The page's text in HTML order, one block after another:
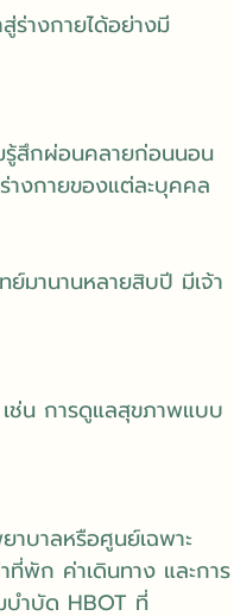
ร่างกายได้อย่างมี
รู้สึกผ่อนคลายก่อนนอน
างกายของแต่ละบุคคล
มานานหลายสิบปี มีเจ้า
ช่น การดูแลสุขภาพแบบ
าบาลหรือศูนย์เฉพาะ
ที่พัก ค่าเดินทาง และการ
บำบัด HBOT ที่